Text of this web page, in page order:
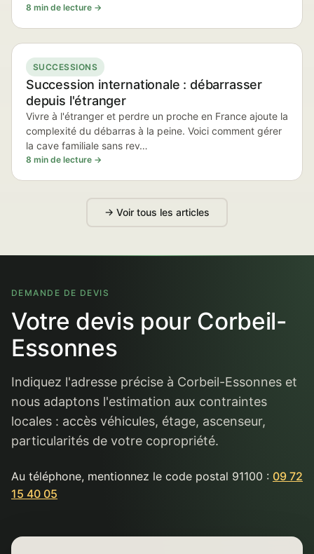
8 min de lecture →
SUCCESSIONS
Succession internationale : débarrasser
depuis l'étranger
Vivre à l'étranger et perdre un proche en France ajoute la
complexité du débarras à la peine. Voici comment gérer
la cave familiale sans rev…
8 min de lecture →
→ Voir tous les articles
DEMANDE DE DEVIS
Votre devis pour Corbeil-
Essonnes
Indiquez l'adresse précise à Corbeil-Essonnes et
nous adaptons l'estimation aux contraintes
locales : accès véhicules, étage, ascenseur,
particularités de votre copropriété.
Au téléphone, mentionnez le code postal 91100 : 09 72
15 40 05